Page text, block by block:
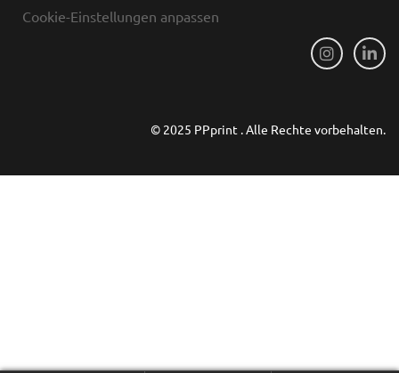
Cookie-Einstellungen anpassen
© 2025 PPprint . Alle Rechte vorbehalten.